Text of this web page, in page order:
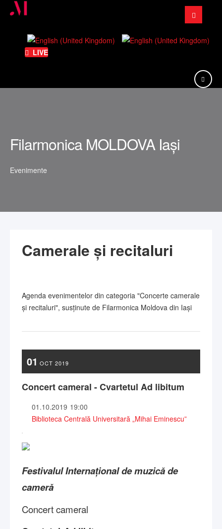
Căutare
...
LIVE
Filarmonica MOLDOVA Iași
Evenimente
Camerale și recitaluri
Agenda evenimentelor din categoria "Concerte camerale
și recitaluri", susținute de Filarmonica Moldova din Iași
01 OCT 2019
Concert cameral - Cvartetul Ad libitum
01.10.2019 19:00
Biblioteca Centrală Universitară „Mihai Eminescu”
Festivalul Internațional de muzică de
cameră
Concert cameral